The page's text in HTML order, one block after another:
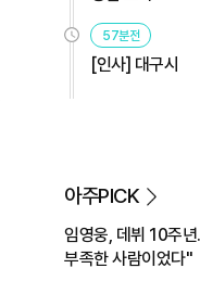
57분전
[인사] 대구시
아주PICK
임영웅, 데뷔 10주
부족한 사람이었다"